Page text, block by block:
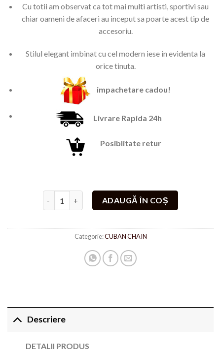
Cu totii am observat ca tot mai multi artisti, sportivi sau
chiar oameni de afaceri au inceput sa poarte acest tip de
accesoriu.
Stilul elegant imbinat cu cel modern iese in evidenta la
orice tinuta.
impachetare cadou!
Livrare Rapida 24h
Posiblitate retur
Cantitate Set Snake Argintiu
ADAUGĂ ÎN COȘ
Categorie:CUBAN CHAIN
Descriere
DETALII PRODUS